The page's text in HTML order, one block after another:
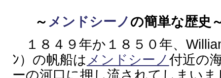
～ メンドシーノ の簡単な歴史
１８４９年か１８５０年、
ﾝ）の帆船は メンドシーノ 付近の